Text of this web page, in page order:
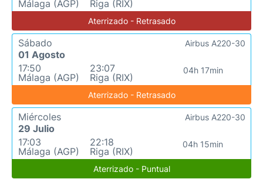
Málaga (AGP)
Riga (RIX)
Aterrizado - Retrasado
Sábado
01 Agosto
17:50
Málaga (AGP)
23:07
Riga (RIX)
04h 17min
Airbus A220-30
Aterrizado - Retrasado
Miércoles
29 Julio
17:03
Málaga (AGP)
22:18
Riga (RIX)
04h 15min
Airbus A220-30
Aterrizado - Puntual